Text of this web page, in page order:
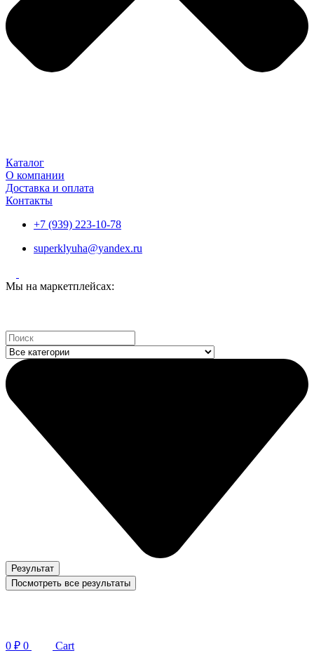
Каталог
О компании
Доставка и оплата
Контакты
+7 (939) 223-10-78
superklyuha@yandex.ru
Мы на маркетплейсах:
Search
...
Результат
Посмотреть все результаты
0 ₽ 0 Cart